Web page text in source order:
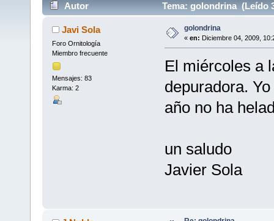
Autor Tema: golondrina (Leído
Javi Sola
Foro Ornitología
Miembro frecuente
Mensajes: 83
Karma: 2
golondrina
« en: Diciembre 04, 2009,
El miércoles a
depuradora.
año no ha
un saludo
Javier Sola